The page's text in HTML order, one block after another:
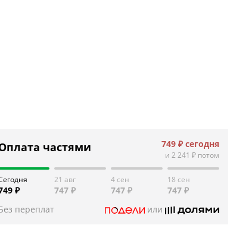
частями 749 ₽сегодня
и 2 241 ₽потом
₽
21 авг
747 ₽
4 сен
747 ₽
18 сен
747 ₽
переплат
или